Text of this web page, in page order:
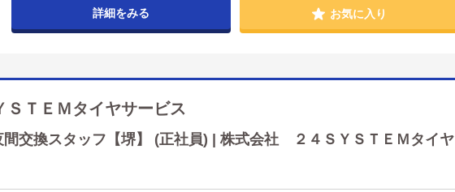
詳細をみる お気に入り
ＴＥＭタイヤサービス
間交換スタッフ【堺】 (正社員) | 株式会社 ２４ＳＹＳＴＥＭタイヤ